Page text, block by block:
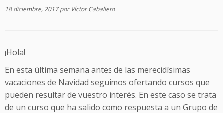
18 diciembre, 2017 por Víctor Caballero
¡Hola!
En esta última semana antes de las merecidísimas
vacaciones de Navidad seguimos ofertando cursos que
pueden resultar de vuestro interés. En este caso se trata
de un curso que ha salido como respuesta a un Grupo de